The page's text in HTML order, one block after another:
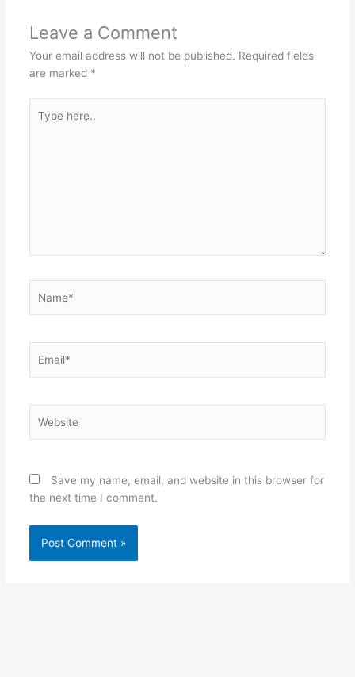
Leave a Comment
Your email address will not be published. Required fields
are marked *
here..
Save my name, email, and website in this browser for
the next time I comment.